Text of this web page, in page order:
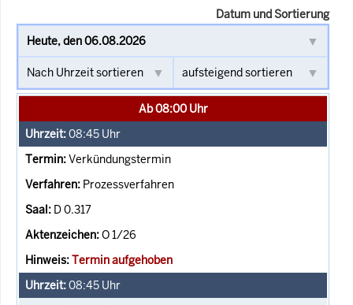
Datum und Sortierung
Ab 08:00 Uhr
08:45 Uhr
Verkündungstermin
Prozessverfahren
D 0.317
O 1/26
Termin aufgehoben
08:45 Uhr